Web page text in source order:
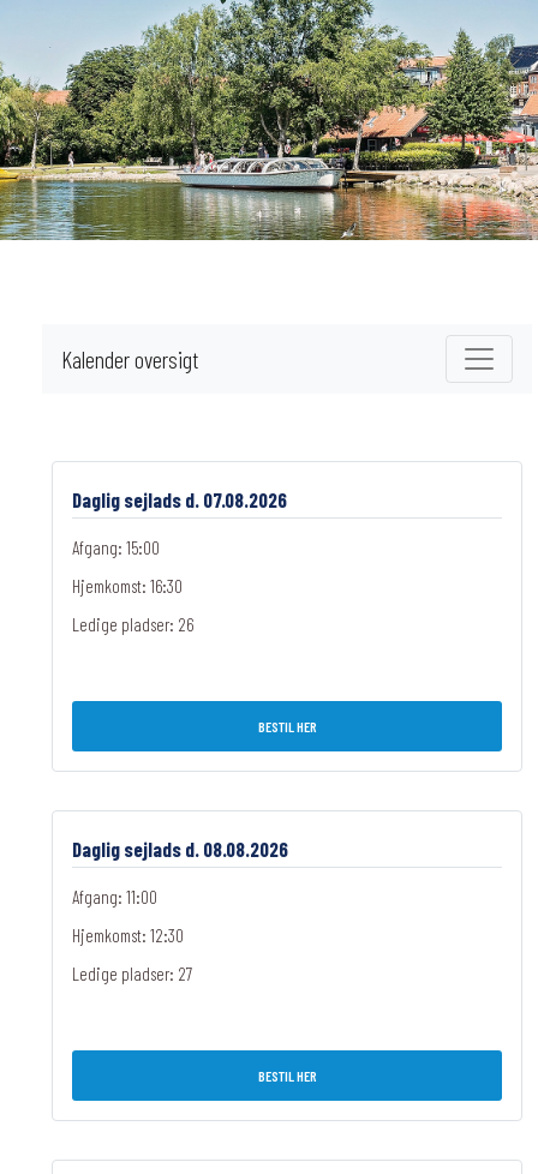
Kalender oversigt
Daglig sejlads d. 07.08.2026
Afgang: 15:00
Hjemkomst: 16:30
Ledige pladser: 26
BESTIL HER
Daglig sejlads d. 08.08.2026
Afgang: 11:00
Hjemkomst: 12:30
Ledige pladser: 27
BESTIL HER